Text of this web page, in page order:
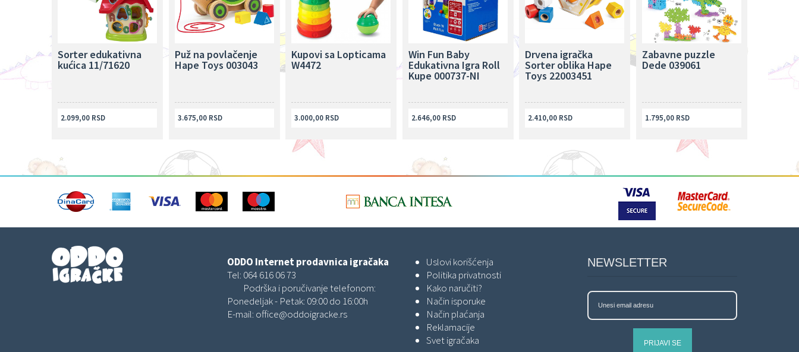
Sorter edukativna
kućica 11/71620
2.099,00 RSD
Puž na povlačenje
Hape Toys 003043
3.675,00 RSD
Kupovi sa Lopticama
W4472
3.000,00 RSD
Win Fun Baby
Edukativna Igra Roll
Kupe 000737-NI
2.646,00 RSD
Drvena igračka
Sorter oblika Hape
Toys 22003451
2.410,00 RSD
Zabavne puzzle
Dede 039061
1.795,00 RSD
ODDO Internet prodavnica igračaka
Tel: 064 616 06 73
Podrška i poručivanje telefonom:
Ponedeljak - Petak: 09:00 do 16:00h
E-mail: office@oddoigracke.rs
Uslovi korišćenja
Politika privatnosti
Kako naručiti?
Način isporuke
Način plaćanja
Reklamacije
Svet igračaka
NEWSLETTER
PRIJAVI SE